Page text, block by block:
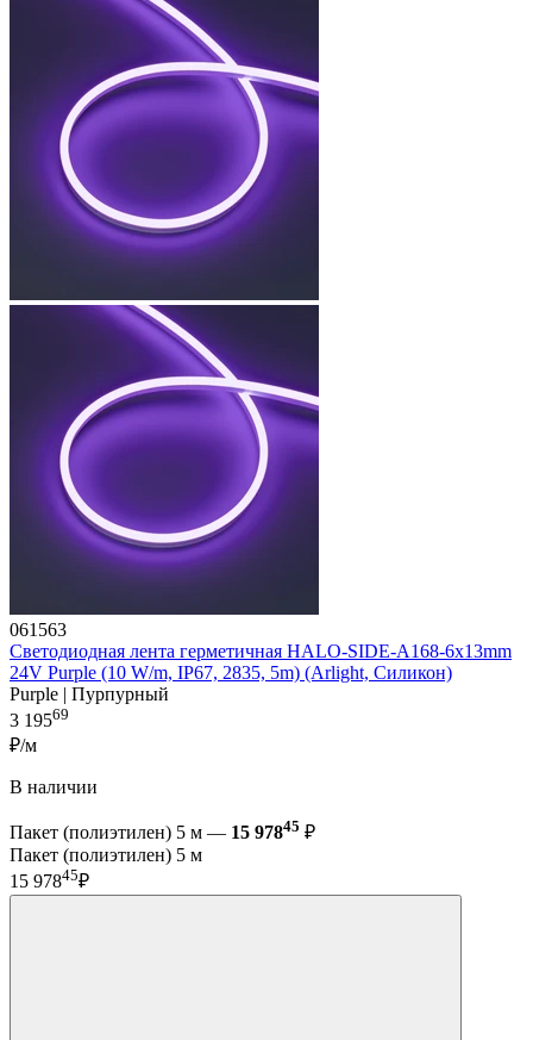
061563
Светодиодная лента герметичная HALO-SIDE-A168-6x13mm
24V Purple (10 W/m, IP67, 2835, 5m) (Arlight, Силикон)
Purple | Пурпурный
3 19569
₽/м
В наличии
Пакет (полиэтилен) 5 м — 15 97845 ₽
Пакет (полиэтилен) 5 м
15 97845₽